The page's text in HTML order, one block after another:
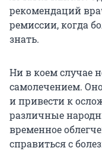
рекомендаций
ремиссии, когда
знать.
Ни в коем случае
самолечением.
и привести к
различные
временное
справиться с